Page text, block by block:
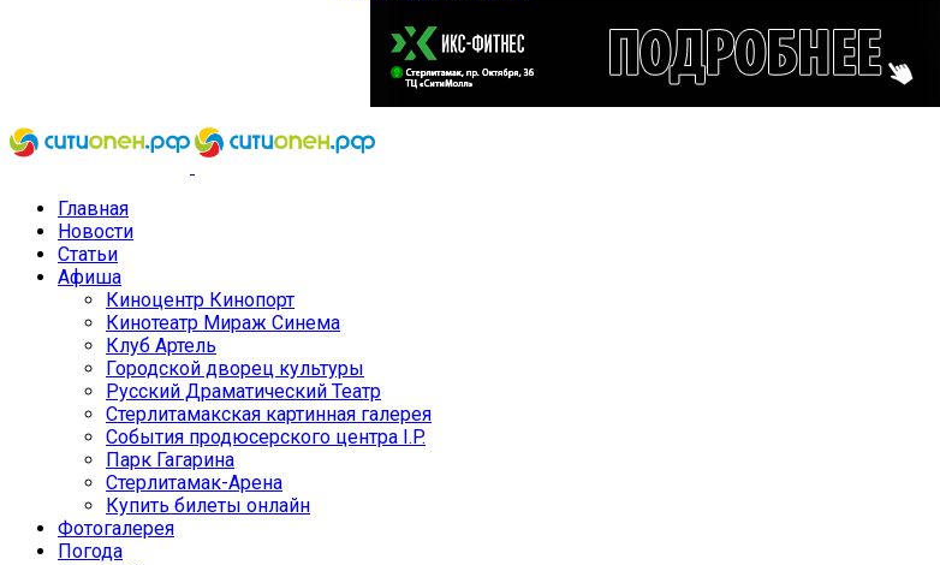
Главная
Новости
Статьи
Афиша
Киноцентр Кинопорт
Кинотеатр Мираж Синема
Клуб Артель
Городской дворец культуры
Русский Драматический Театр
Стерлитамакская картинная галерея
События продюсерского центра I.P.
Парк Гагарина
Стерлитамак-Арена
Купить билеты онлайн
Фотогалерея
Погода